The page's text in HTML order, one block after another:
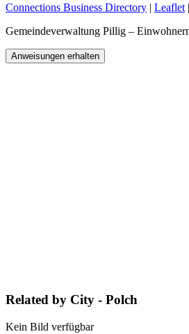
Connections Business Directory | Leaflet
Gemeindeverwaltung Pillig –
Anweisungen erhalten
Related by City - Polch
Kein Bild verfügbar